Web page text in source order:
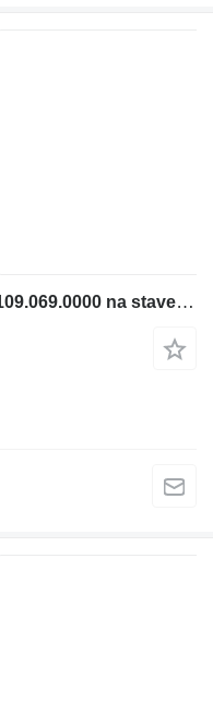
Olejový chladič AKG 5.1074.4 1109.069.0000 na stavebného stroja